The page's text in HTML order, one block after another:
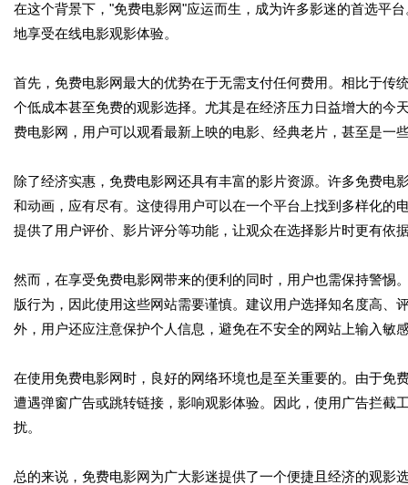
在这个背景下，"免费电影网"应运而生，成为许多影迷的首选平
地享受在线电影观影体验。
首先，免费电影网最大的优势在于无需支付任何费用。相比于传
个低成本甚至免费的观影选择。尤其是在经济压力日益增大的今
费电影网，用户可以观看最新上映的电影、经典老片，甚至是一
除了经济实惠，免费电影网还具有丰富的影片资源。许多免费
和动画，应有尽有。这使得用户可以在一个平台上找到多样化的
提供了用户评价、影片评分等功能，让观众在选择影片时更有依
然而，在享受免费电影网带来的便利的同时，用户也需保持警惕
版行为，因此使用这些网站需要谨慎。建议用户选择知名度高
外，用户还应注意保护个人信息，避免在不安全的网站上输入敏
在使用免费电影网时，良好的网络环境也是至关重要的。由于免
遭遇弹窗广告或跳转链接，影响观影体验。因此，使用广告拦截
扰。
总的来说，免费电影网为广大影迷提供了一个便捷且经济的观